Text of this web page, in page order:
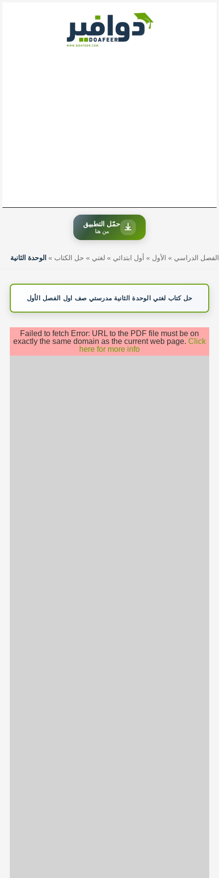
حمّل التطبيق
من هنا
الفصل الدراسي » الأول » أول ابتدائي » لغتي » حل الكتاب » الوحدة الثانية
حل كتاب لغتي الوحدة الثانية مدرستي صف اول الفصل الأول
Failed to fetch Error: URL to the PDF file must be on
exactly the same domain as the current web page. Click
here for more info